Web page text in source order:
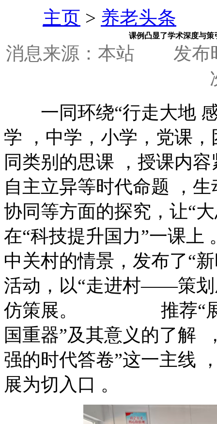
主页 > 养老头条
课例凸显了学术深度与
消息来源：本站
发布
一同环绕“行走大地 感
学 ，中学，小学，党课
同类别的思课 ，授
自主立异等时代命题 ，生
协同等方面的探究，让“大
在“科技提升国力”一
中关村的情景，发布
活动，以“走进村——
仿策展。 推荐“展
国重器”及其意义的了解  ，
强的时代答卷”这一主线 
展为切入口 。